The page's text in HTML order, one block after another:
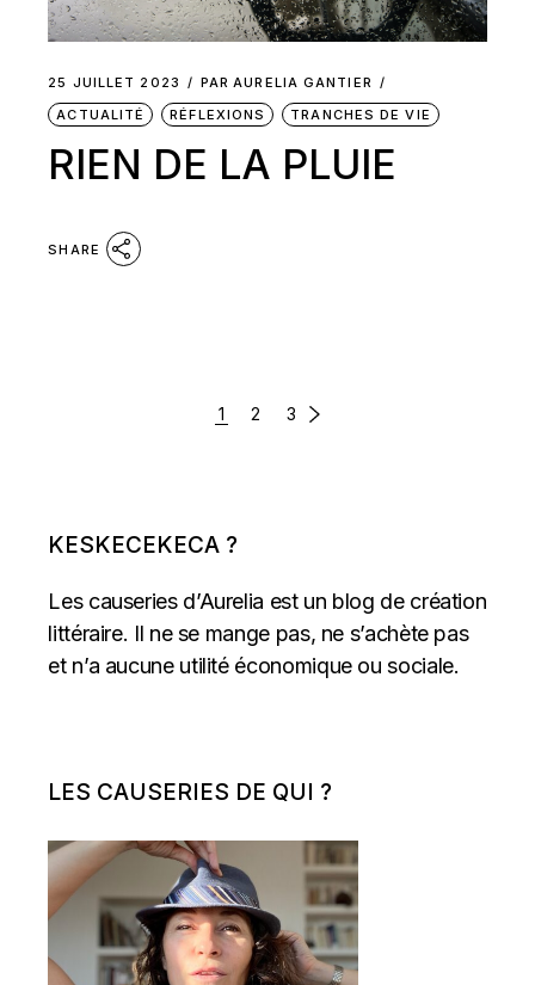
25 JUILLET 2023 PAR AURELIA GANTIER
ACTUALITÉ
RÉFLEXIONS TRANCHES DE VIE
RIEN DE LA PLUIE
SHARE
PAGINATION
1 2 3
KESKECEKECA ?
Les causeries d’Aurelia est un blog de création
littéraire. Il ne se mange pas, ne s’achète pas
et n’a aucune utilité économique ou sociale.
LES CAUSERIES DE QUI ?